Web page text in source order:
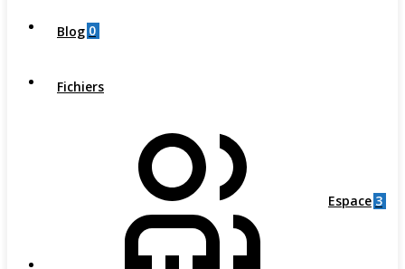
Blog 0
Fichiers
Espace 3